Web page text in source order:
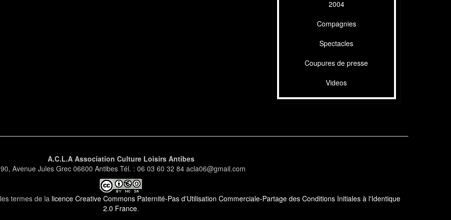
2004
Compagnies
Spectacles
Coupures de presse
Videos
A.C.L.A Association Culture Loisirs Antibes
Avenue Jules Grec 06600 Antibes Tél. : 06 03 60 32 84 acla06@gmail.com
termes de la licence Creative Commons Paternité-Pas d'Utilisation Commerciale-Partage des Conditions Initiales à l'Identique
2.0 France.